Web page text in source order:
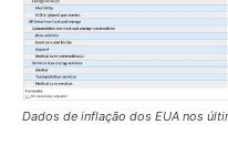
Dados de inflação dos EUA nos